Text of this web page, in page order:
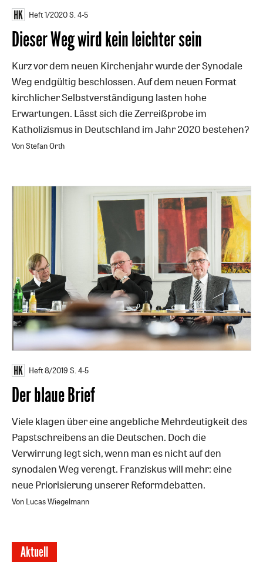
Heft 1/2020S. 4-5
Dieser Weg wird kein leichter sein
Kurz vor dem neuen Kirchenjahr wurde der Synodale
Weg endgültig beschlossen. Auf dem neuen Format
kirchlicher Selbstverständigung lasten hohe
Erwartungen. Lässt sich die Zerreißprobe im
Katholizismus in Deutschland im Jahr 2020 bestehen?
Von Stefan Orth
Heft 8/2019 S. 4-5
Der blaue Brief
Viele klagen über eine angebliche Mehrdeutigkeit des
Papstschreibens an die Deutschen. Doch die
Verwirrung legt sich, wenn man es nicht auf den
synodalen Weg verengt. Franziskus will mehr: eine
neue Priorisierung unserer Reformdebatten.
Von Lucas Wiegelmann
Aktuell